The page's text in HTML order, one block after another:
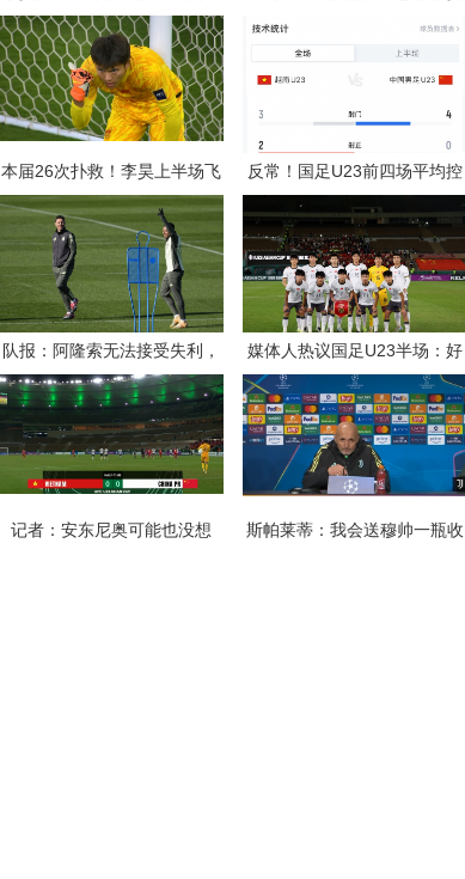
罚犯规，对手吃到一张黄牌
本届26次扑救！李昊上半场飞
扑任意球+出击化解险情 还造
对手一黄
反常！国足U23前四场平均控
球率37%，目前半场控球率高
达64%
队报：阿隆索无法接受失利，
游说姆巴佩带伤出战，建议打
封闭被拒
媒体人热议国足U23半场：好
像换了支队伍，争取吃巧克力
味巧克力
记者：安东尼奥可能也没想
斯帕莱蒂：我会送穆帅一瓶收